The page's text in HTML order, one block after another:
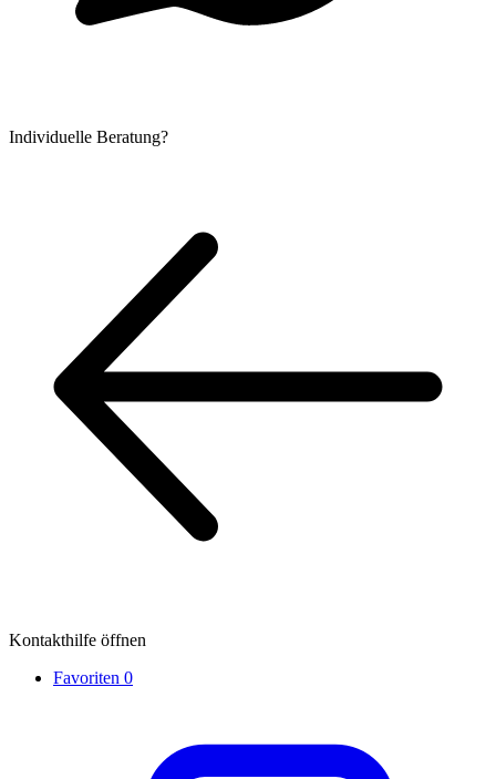
Individuelle Beratung?
Kontakthilfe öffnen
Favoriten 0